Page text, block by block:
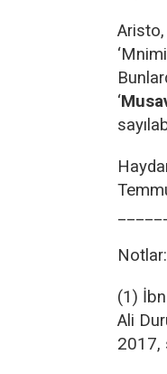
Aristo,
‘
Notlar:
(1)
Ali
2017,